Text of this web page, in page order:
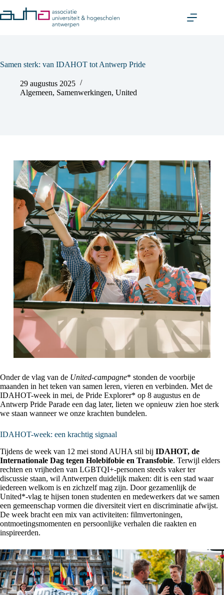
to
content
Samen sterk: van IDAHOT tot Antwerp Pride
29 augustus 2025
Algemeen, Samenwerkingen, United
Onder de vlag van de United-campagne* stonden de voorbije
maanden in het teken van samen leren, vieren en verbinden. Met de
IDAHOT-week in mei, de Pride Explorer* op 8 augustus en de
Antwerp Pride Parade een dag later, lieten we opnieuw zien hoe sterk
we staan wanneer we onze krachten bundelen.
IDAHOT-week: een krachtig signaal
Tijdens de week van 12 mei stond AUHA stil bij IDAHOT, de
Internationale Dag tegen Holebifobie en Transfobie. Terwijl elders
rechten en vrijheden van LGBTQI+-personen steeds vaker ter
discussie staan, wil Antwerpen duidelijk maken: dit is een stad waar
iedereen welkom is en zichzelf mag zijn. Door gezamenlijk de
United*-vlag te hijsen tonen studenten en medewerkers dat we samen
een gemeenschap vormen die diversiteit viert en discriminatie afwijst.
De week bracht een mix van activiteiten: filmvertoningen,
ontmoetingsmomenten en persoonlijke verhalen die raakten en
inspireerden.